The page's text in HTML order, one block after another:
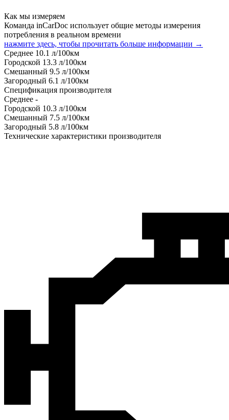
Как мы измеряем
Команда inCarDoc использует общие методы измерения
потребления в реальном времени
нажмите здесь, чтобы прочитать больше информации →
Среднее 10.1 л/100км
Городской 13.3 л/100км
Смешанный 9.5 л/100км
Загородный 6.1 л/100км
Спецификация производителя
Среднее -
Городской 10.3 л/100км
Смешанный 7.5 л/100км
Загородный 5.8 л/100км
Технические характеристики производителя